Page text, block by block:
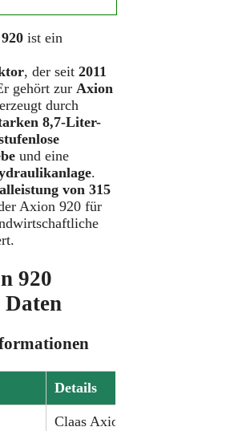
ist ein
, der seit 2011
gehört zur Axion
durch
8,7-Liter-
und eine
.
von 315
Axion 920 für
920
Daten
Details
Claas Axion 920